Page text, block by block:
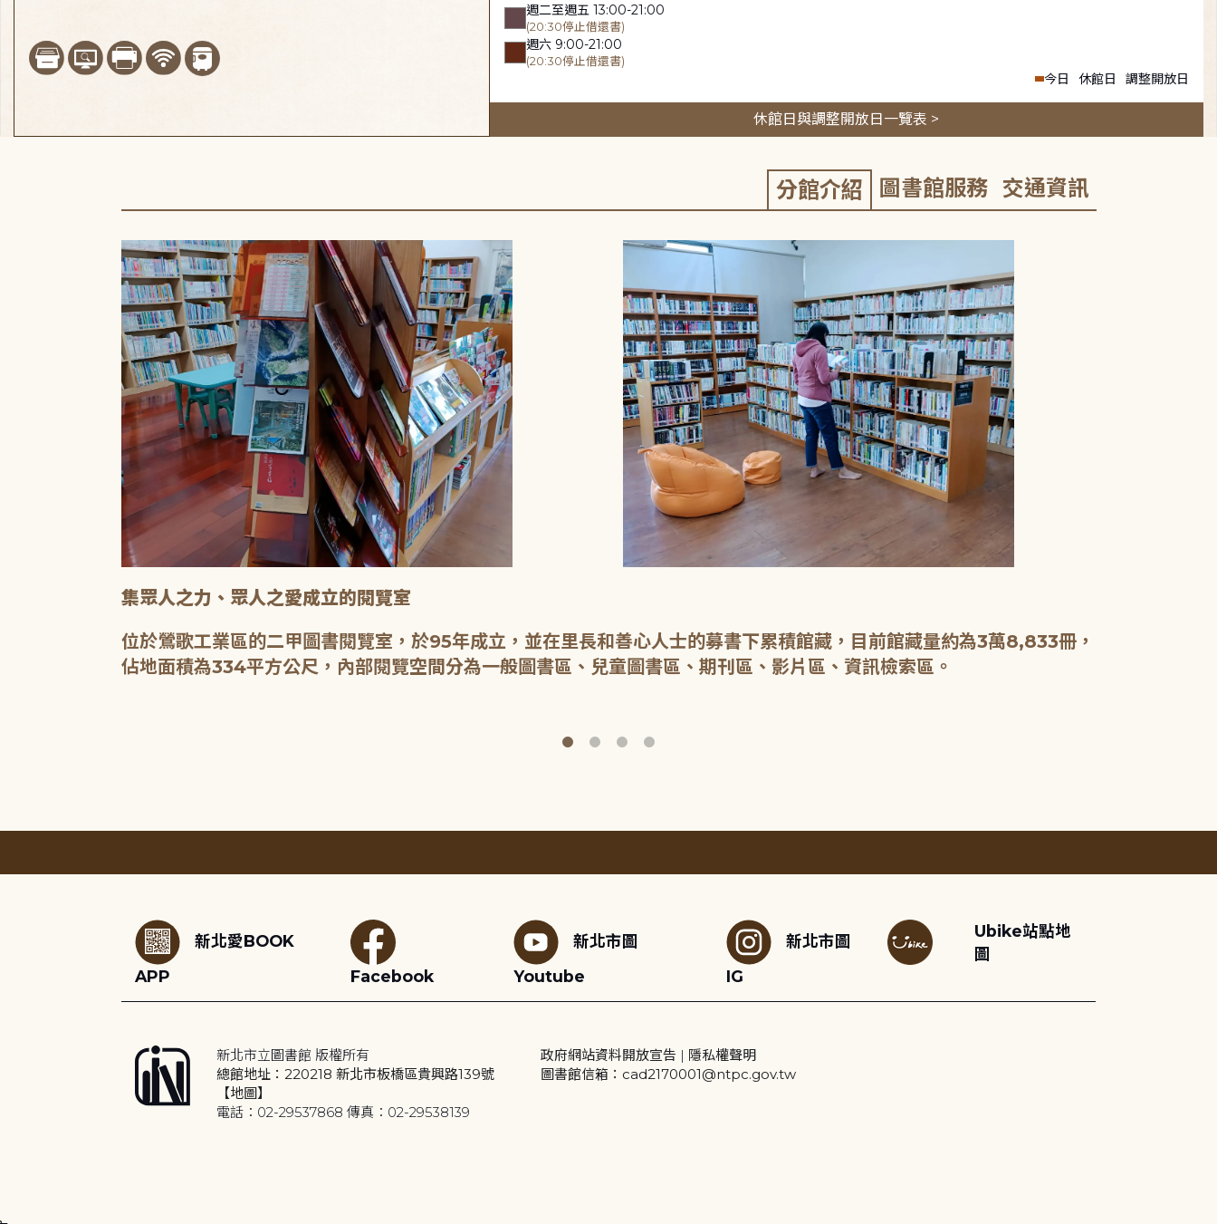
週二至週五 13:00-21:00
(20:30停止借還書)
週六 9:00-21:00
(20:30停止借還書)
今日 休館日 調整開放日
休館日與調整開放日一覽表 >
分館介紹 圖書館服務 交通資訊
集眾人之力、眾人之愛成立的閱覽室
位於鶯歌工業區的二甲圖書閱覽室，於95年成立，並在里長和善心人士的募書下累積館藏，目前館藏量約為3萬8,833冊，
佔地面積為334平方公尺，內部閱覽空間分為一般圖書區、兒童圖書區、期刊區、影片區、資訊檢索區。
新北愛BOOK
APP
Facebook
新北市圖
Youtube
新北市圖
IG
Ubike站點地
圖
新北市立圖書館 版權所有
總館地址：220218 新北市板橋區貴興路139號
【地圖】
電話：02-29537868 傳真：02-29538139
政府網站資料開放宣告 | 隱私權聲明
圖書館信箱：cad2170001@ntpc.gov.tw